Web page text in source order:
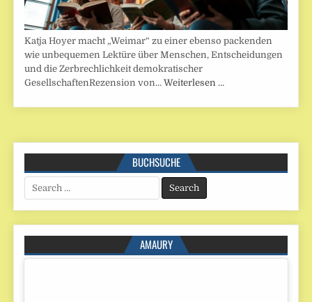
Katja Hoyer macht „Weimar“ zu einer ebenso packenden
wie unbequemen Lektüre über Menschen, Entscheidungen
und die Zerbrechlichkeit demokratischer
GesellschaftenRezension von…Weiterlesen …
BUCHSUCHE
Search
for:
AMAURY